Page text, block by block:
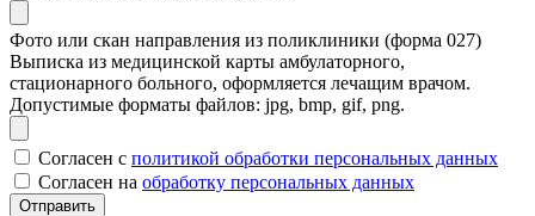
Фото или скан направления из поликлиники (форма 027)
Выписка из медицинской карты амбулаторного,
стационарного больного, оформляется лечащим врачом.
Допустимые форматы файлов: jpg, bmp, gif, png.
Согласен с политикой обработки персональных данных
Согласен на обработку персональных данных